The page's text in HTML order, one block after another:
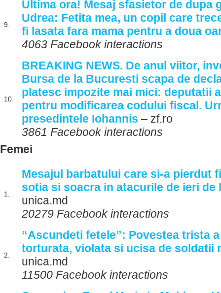
9.
Ultima ora! Mesaj sfasietor de dupa
Udrea: Fetita mea, un copil care
fi lasata fara mama pentru a doua
4063 Facebook interactions
10.
BREAKING NEWS. De anul viitor,
Bursa de la Bucuresti scapa de
platesc impozite mai mici: deputatii
pentru modificarea codului fiscal.
presedintele Iohannis – zf.ro
3861 Facebook interactions
Femei
1.
Mesajul barbatului care si-a pierdut
sotia si soacra in atacurile de ieri de
unica.md
20279 Facebook interactions
2.
“Ascundeti fetele”: Povestea trista
torturata, violata si ucisa de soldatii
unica.md
11500 Facebook interactions